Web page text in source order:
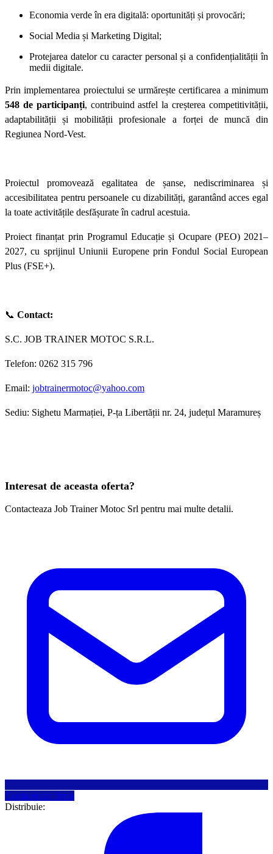
Economia verde în era digitală: oportunități și provocări;
Social Media și Marketing Digital;
Protejarea datelor cu caracter personal și a confidențialității în
medii digitale.
Prin implementarea proiectului se urmărește certificarea a minimum
548 de participanți, contribuind astfel la creșterea competitivității,
adaptabilității și mobilității profesionale a forței de muncă din
Regiunea Nord-Vest.
Proiectul promovează egalitatea de șanse, nediscriminarea și
accesibilitatea pentru persoanele cu dizabilități, garantând acces egal
la toate activitățile desfășurate în cadrul acestuia.
Proiect finanțat prin Programul Educație și Ocupare (PEO) 2021–
2027, cu sprijinul Uniunii Europene prin Fondul Social European
Plus (FSE+).
📞 Contact:
S.C. JOB TRAINER MOTOC S.R.L.
Telefon: 0262 315 796
Email: jobtrainermotoc@yahoo.com
Sediu: Sighetu Marmației, P-ța Libertății nr. 24, județul Maramureș
Interesat de aceasta oferta?
Contacteaza Job Trainer Motoc Srl pentru mai multe detalii.
Contacteaza firma
Distribuie: